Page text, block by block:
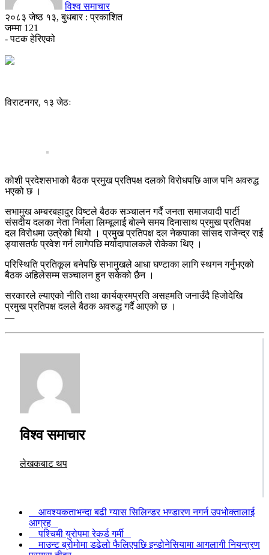
विश्व समाचार
२०८३ जेष्ठ १३, बुधबार : प्रकाशित
जम्मा 121
- पटक हेरिएको
विराटनगर, १३ जेठः
कोशी प्रदेशसभाको बैठक प्रमुख प्रतिपक्ष दलको विरोधपछि आज पनि अवरुद्ध
भएको छ ।
सभामुख अम्बरबहादुर विष्टले बैठक सञ्चालन गर्दै जनता समाजवादी पार्टी
संसदीय दलका नेता निर्मला लिम्बूलाई बोल्ने समय दिनासाथ प्रमुख प्रतिपक्ष
दल विरोधमा उत्रेको थियो । प्रमुख प्रतिपक्ष दल नेकपाका सांसद राजेन्द्र राई
ड्यासतर्फ प्रवेश गर्न लागेपछि मर्यादापालकले रोकेका थिए ।
परिस्थिति प्रतिकूल बनेपछि सभामुखले आधा घण्टाका लागि स्थगन गर्नुभएको
बैठक अहिलेसम्म सञ्चालन हुन सकेको छैन ।
सरकारले ल्याएको नीति तथा कार्यक्रमप्रति असहमति जनाउँदै हिजोदेखि
प्रमुख प्रतिपक्ष दलले बैठक अवरुद्ध गर्दै आएको छ ।
—
विश्व समाचार
लेखकबाट थप
आवश्यकताभन्दा बढी ग्यास सिलिन्डर भण्डारण नगर्न उपभोक्तालाई
आग्रह
पश्चिमी युरोपमा रेकर्ड गर्मी
माउन्ट ब्रोमोमा डढेलो फैलिएपछि इन्डोनेसियामा आगलागी नियन्त्रण